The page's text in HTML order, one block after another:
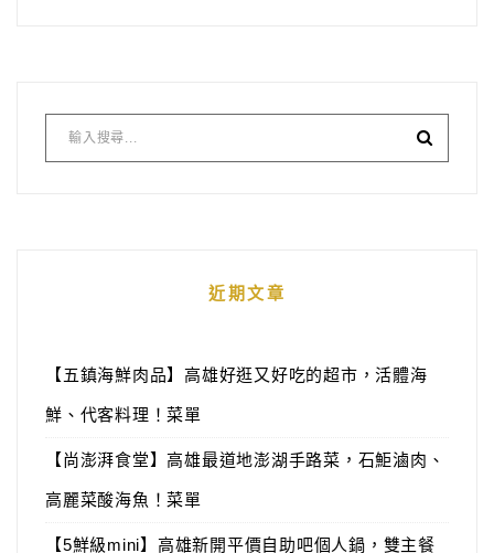
近期文章
【五鎮海鮮肉品】高雄好逛又好吃的超市，活體海
鮮、代客料理！菜單
【尚澎湃食堂】高雄最道地澎湖手路菜，石鮔滷肉、
高麗菜酸海魚！菜單
【5鮮級mini】高雄新開平價自助吧個人鍋，雙主餐